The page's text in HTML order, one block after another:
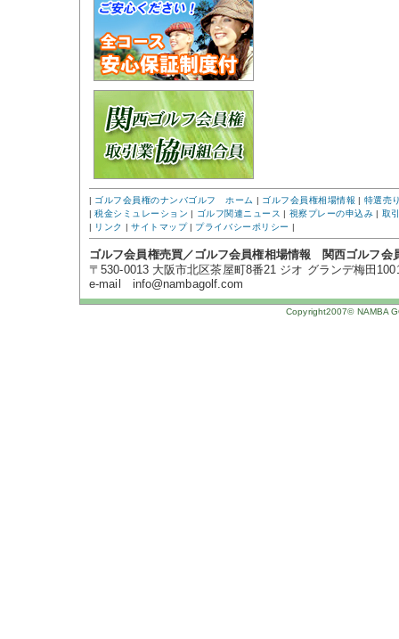
| ゴルフ会員権のナンバゴルフ ホーム | ゴルフ会員権相場情報 | 特選売
|税金シミュレーション | ゴルフ関連ニュース | 視察プレーの申込み | 取
| リンク |サイトマップ| プライバシーポリシー |
ゴルフ会員権売買／ゴルフ会員権相場情報 関西ゴルフ
〒530-0013 大阪市北区茶屋町8番21 ジオ グランデ梅田
e-mail info@nambagolf.com
Copyright2007© NAMBA